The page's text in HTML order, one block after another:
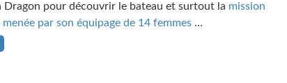
Dragon pour découvrir le bateau et surtout la mission
par son équipage de 14 femmes…